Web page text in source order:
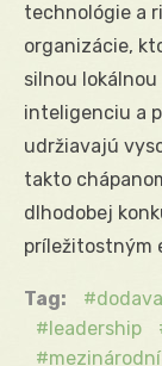
technológie a
organizácie,
silnou
inteligenciu a
udržiavajú
takto
dlhodobej
príležitostným
Tag:
leadership